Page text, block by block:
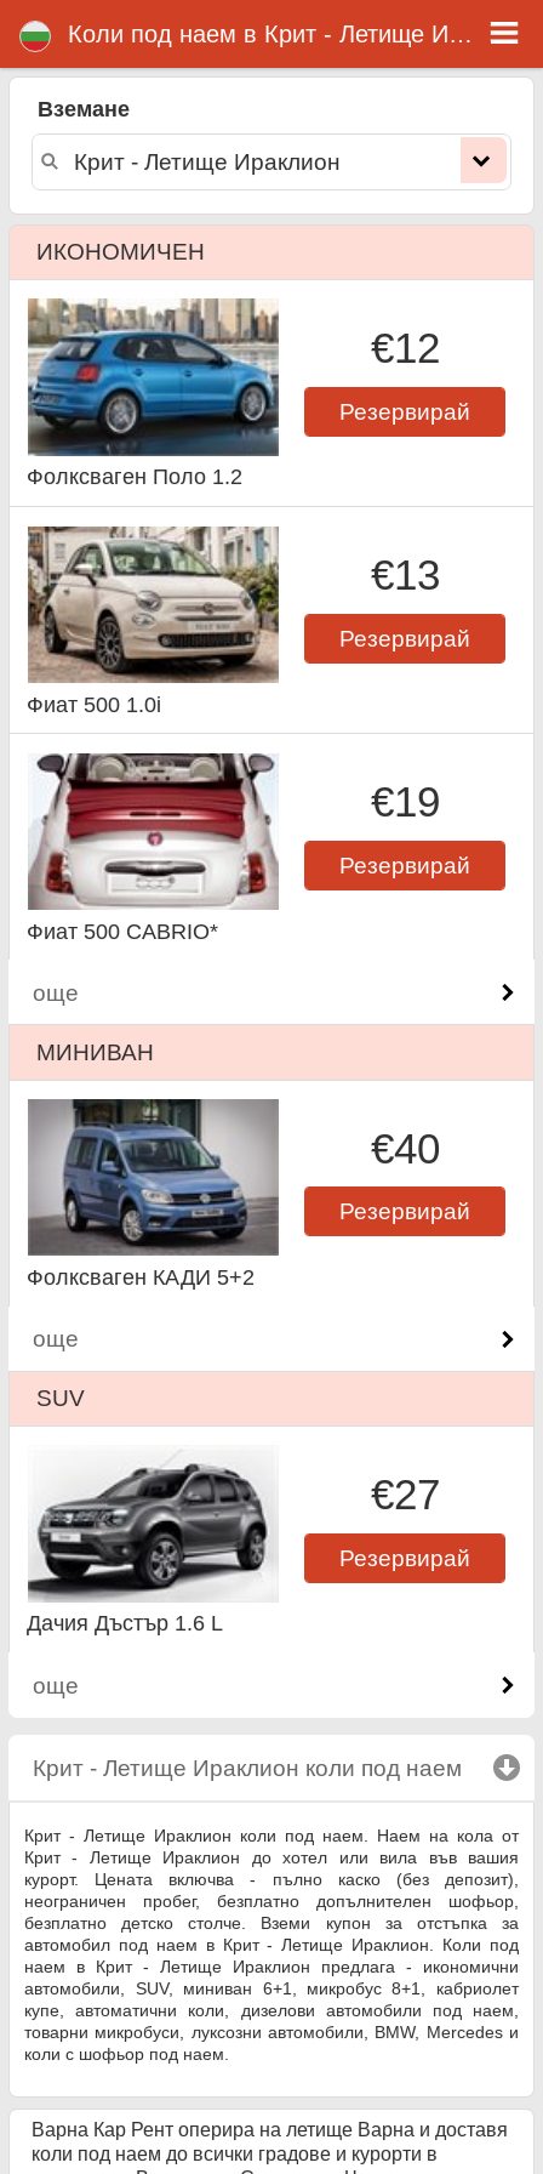
Коли под наем в Крит - Летище Ираклион
Вземане
ИКОНОМИЧЕН
€12
Резервирай
Фолксваген Поло 1.2
€13
Резервирай
Фиат 500 1.0i
€19
Резервирай
Фиат 500 CABRIO*
още
МИНИВАН
€40
Резервирай
Фолксваген КАДИ 5+2
още
SUV
€27
Резервирай
Дачия Дъстър 1.6 L
още
Крит - Летище Ираклион коли под наем click
Крит - Летище Ираклион коли под наем. Наем на кола от
Крит - Летище Ираклион до хотел или вила във вашия
курорт. Цената включва - пълно каско (без депозит),
неограничен пробег, безплатно допълнителен шофьор,
безплатно детско столче. Вземи купон за отстъпка за
автомобил под наем в Крит - Летище Ираклион. Коли под
наем в Крит - Летище Ираклион предлага - икономични
автомобили, SUV, миниван 6+1, микробус 8+1, кабриолет
купе, автоматични коли, дизелови автомобили под наем,
товарни микробуси, луксозни автомобили, BMW, Mercedes и
коли с шофьор под наем.
Варна Кар Рент оперира на летище Варна и доставя
коли под наем до всички градове и курорти в